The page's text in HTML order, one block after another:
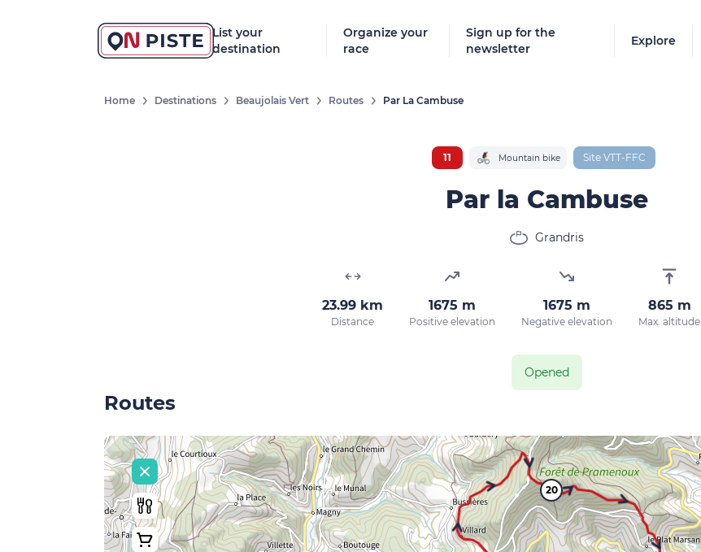
List your
destination
Organize your
race
Sign up for the
newsletter
Explore
Home Destinations Beaujolais Vert Routes Par La Cambuse
11 Mountain bike Site VTT-FFC
Par la Cambuse
Grandris
23.99 km
Distance
1675 m
Positive elevation
1675 m
Negative elevation
865 m
Max. altitude
Opened
Routes
20